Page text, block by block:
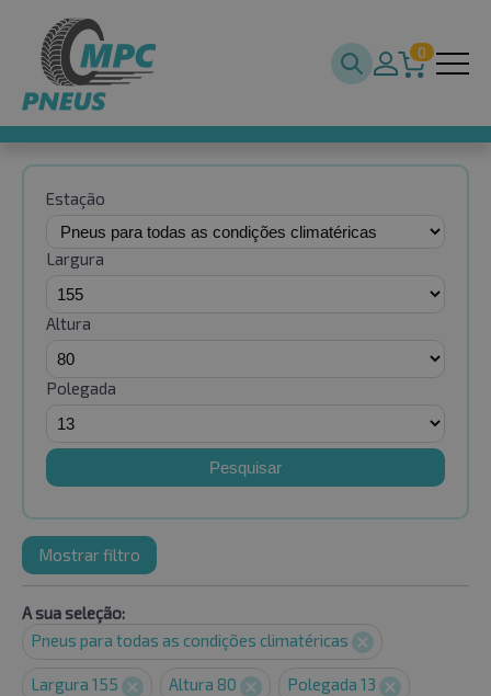
0
Estação
Largura
Altura
Polegada
Pesquisar
Mostrar filtro
A sua seleção:
Pneus para todas as condições climatéricas
Largura 155 Altura 80 Polegada 13